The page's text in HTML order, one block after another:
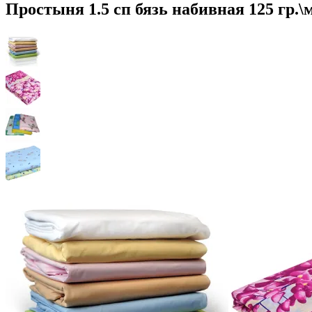
Простыня 1.5 сп бязь набивная 125